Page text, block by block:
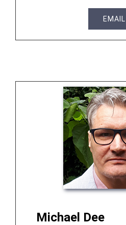
EMAIL
Michael Dee